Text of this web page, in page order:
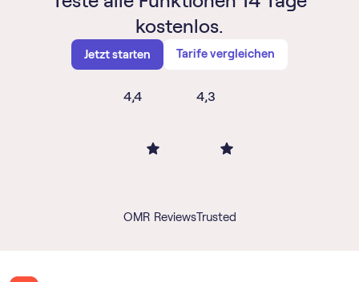
kostenlos.
Jetzt starten Tarife vergleichen
4,4
OMR Reviews
4,3
Trusted